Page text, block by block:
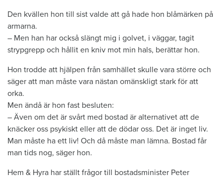
Den kvällen hon till sist valde att gå hade hon blåmärken på
armarna.
– Men han har också slängt mig i golvet, i väggar, tagit
strypgrepp och hållit en kniv mot min hals, berättar hon.
Hon trodde att hjälpen från samhället skulle vara större och
säger att man måste vara nästan omänskligt stark för att
orka.
Men ändå är hon fast besluten:
– Även om det är svårt med bostad är alternativet att de
knäcker oss psykiskt eller att de dödar oss. Det är inget liv.
Man måste ha ett liv! Och då måste man lämna. Bostad får
man tids nog, säger hon.
Hem & Hyra har ställt frågor till bostadsminister Peter